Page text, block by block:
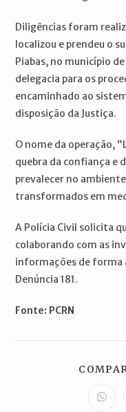
Diligências foram
localizou e prendeu o
Piabas, no município
delegacia para os
encaminhado ao
disposição da Justiça.
O nome da operação,
quebra da confiança e
prevalecer no
transformados em
A Polícia Civil solicita
colaborando com as
informações de forma
Denúncia 181.
Fonte: PCRN
Abre